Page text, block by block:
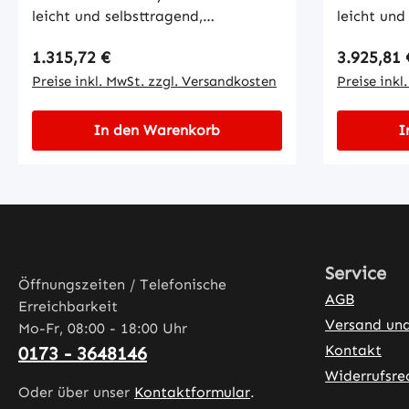
leicht und selbsttragend,
Transport sowie eine
unkomplizierte Handhabung. Mit
drehbaren Körper und einem um
180° drehbaren Betätigungsgriff
Vertikale und horizontale
Funktionalität-
Druckbegrenzungseinrichtung
verhindert Überlastung für sicheren
Betrieb- Schraubenablassventil für
einfache Positionierung-
Regulärer Preis:
1.315,72 €
Preise inkl. MwSt. zzgl. Versandkosten
In den Warenkorb
leicht und
Transport
180°
Vertikale
verhindert
Betrieb-
einfache
Regulärer
3.925,81
Preise
Öffnungszeiten / Telefonische
Erreichbarkeit
Mo-Fr, 08:00 - 18:00 Uhr
0173 - 3648146
Oder über unser Kontaktformular.
Service
AGB
Versand
Kontakt